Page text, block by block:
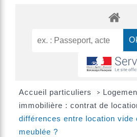
Accueil particuliers >
immobilière : contrat de
différences entre location vide
meublée ?